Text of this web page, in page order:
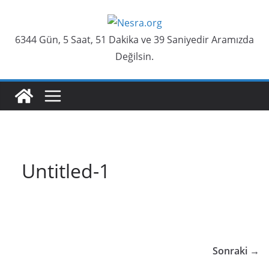
content
6344 Gün, 5 Saat, 51 Dakika ve 39 Saniyedir Aramızda
Değilsin.
Untitled-1
Sonraki →